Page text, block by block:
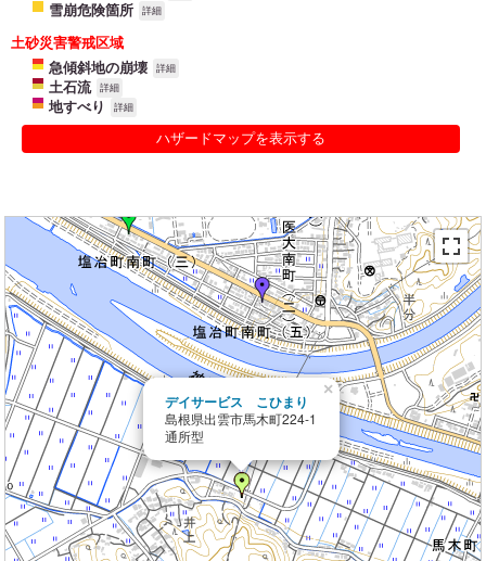
雪崩危険箇所 詳細
土砂災害警戒区域
急傾斜地の崩壊
詳細
土石流 詳細
地すべり 詳細
ハザードマップを表示する
デイサービス こひまり
島根県出雲市馬木町224-1
通所型
×